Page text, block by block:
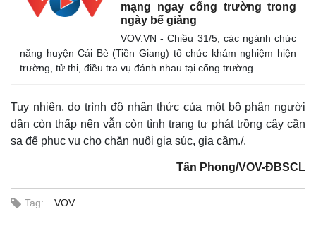
Quan sát
Video
Ảnh
E-Magazine
Infographic
mạng ngay cổng trường trong
ngày bế giảng
VOV.VN - Chiều 31/5, các ngành chức
năng huyện Cái Bè (Tiền Giang) tổ chức khám nghiệm hiện
trường, tử thi, điều tra vụ đánh nhau tại cổng trường.
Tuy nhiên, do trình độ nhận thức của một bộ phận người
dân còn thấp nên vẫn còn tình trạng tự phát trồng cây cần
sa để phục vụ cho chăn nuôi gia súc, gia cầm./.
Tấn Phong/VOV-ĐBSCL
Tag: VOV